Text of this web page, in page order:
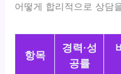
어떻게 합리적으로 상담
항목
경력·성
공률